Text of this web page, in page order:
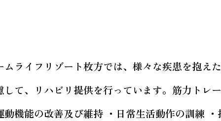
ムライフリゾート枚方では、様々な疾患を抱え
て、リハビリ提供を行っています。筋力トレ
動機能の改善及び維持 ・日常生活動作の訓練 ・